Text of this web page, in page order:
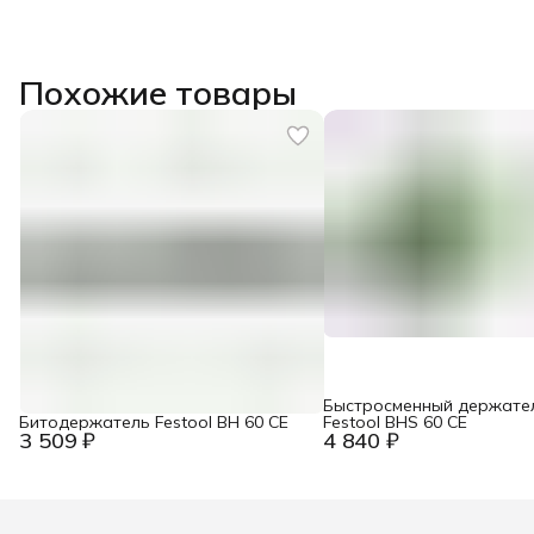
Похожие товары
3 509 ₽
Битодержатель Festool BH 60 CE
4 840 ₽
Быстросменный
Festool BHS 60 CE